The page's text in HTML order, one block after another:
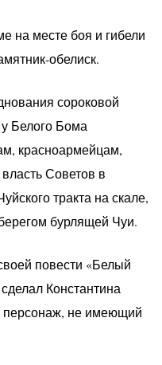
на месте боя и гибели
обелиск.
сороковой
Белого Бома
красноармейцам,
Советов в
тракта на скале,
бурлящей Чуи.
повести «Белый
Константина
персонаж, не имеющий